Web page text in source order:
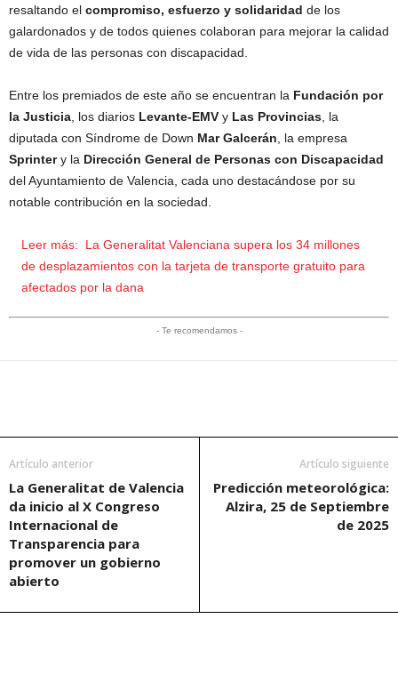
resaltando el compromiso, esfuerzo y solidaridad de los
galardonados y de todos quienes colaboran para mejorar la calidad
de vida de las personas con discapacidad.
Entre los premiados de este año se encuentran la Fundación por
la Justicia, los diarios Levante-EMV y Las Provincias, la
diputada con Síndrome de Down Mar Galcerán, la empresa
Sprintery la Dirección General de Personas con Discapacidad
del Ayuntamiento de Valencia, cada uno destacándose por su
notable contribución en la sociedad.
Leer más:
La Generalitat Valenciana supera los 34 millones
de desplazamientos con la tarjeta de transporte gratuito para
afectados por la dana
- Te recomendamos -
Artículo anterior
La Generalitat de Valencia
da inicio al X Congreso
Internacional de
Transparencia para
promover un gobierno
abierto
Artículo siguiente
Predicción meteorológica:
Alzira, 25 de Septiembre
de 2025